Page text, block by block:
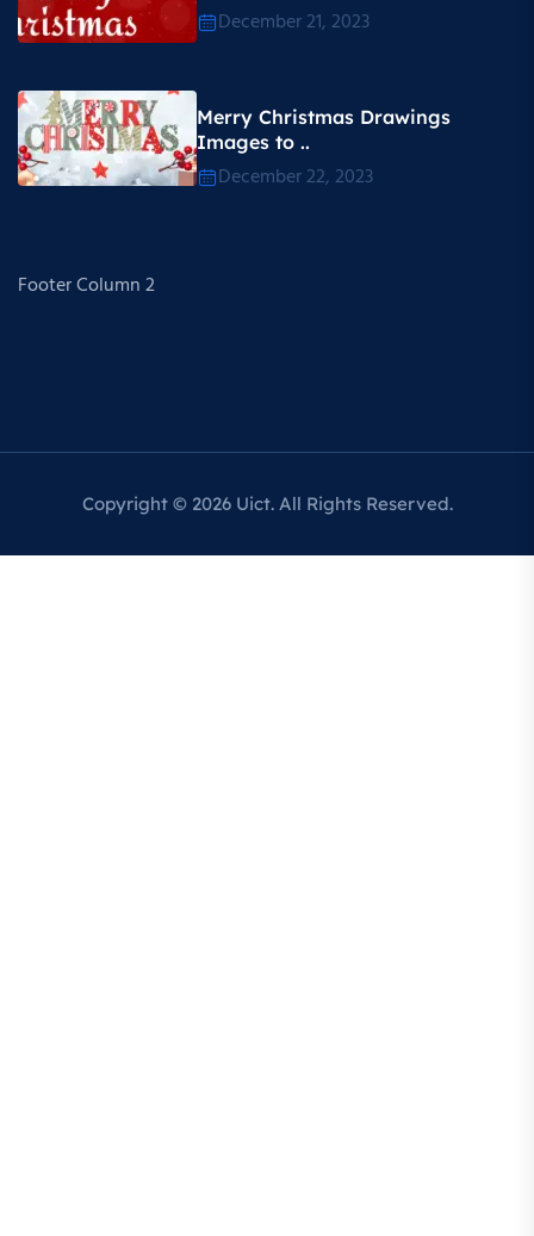
December 21, 2023
Merry Christmas Drawings
Images to ..
December 22, 2023
Footer Column 2
Copyright © 2026 Uict. All Rights Reserved.